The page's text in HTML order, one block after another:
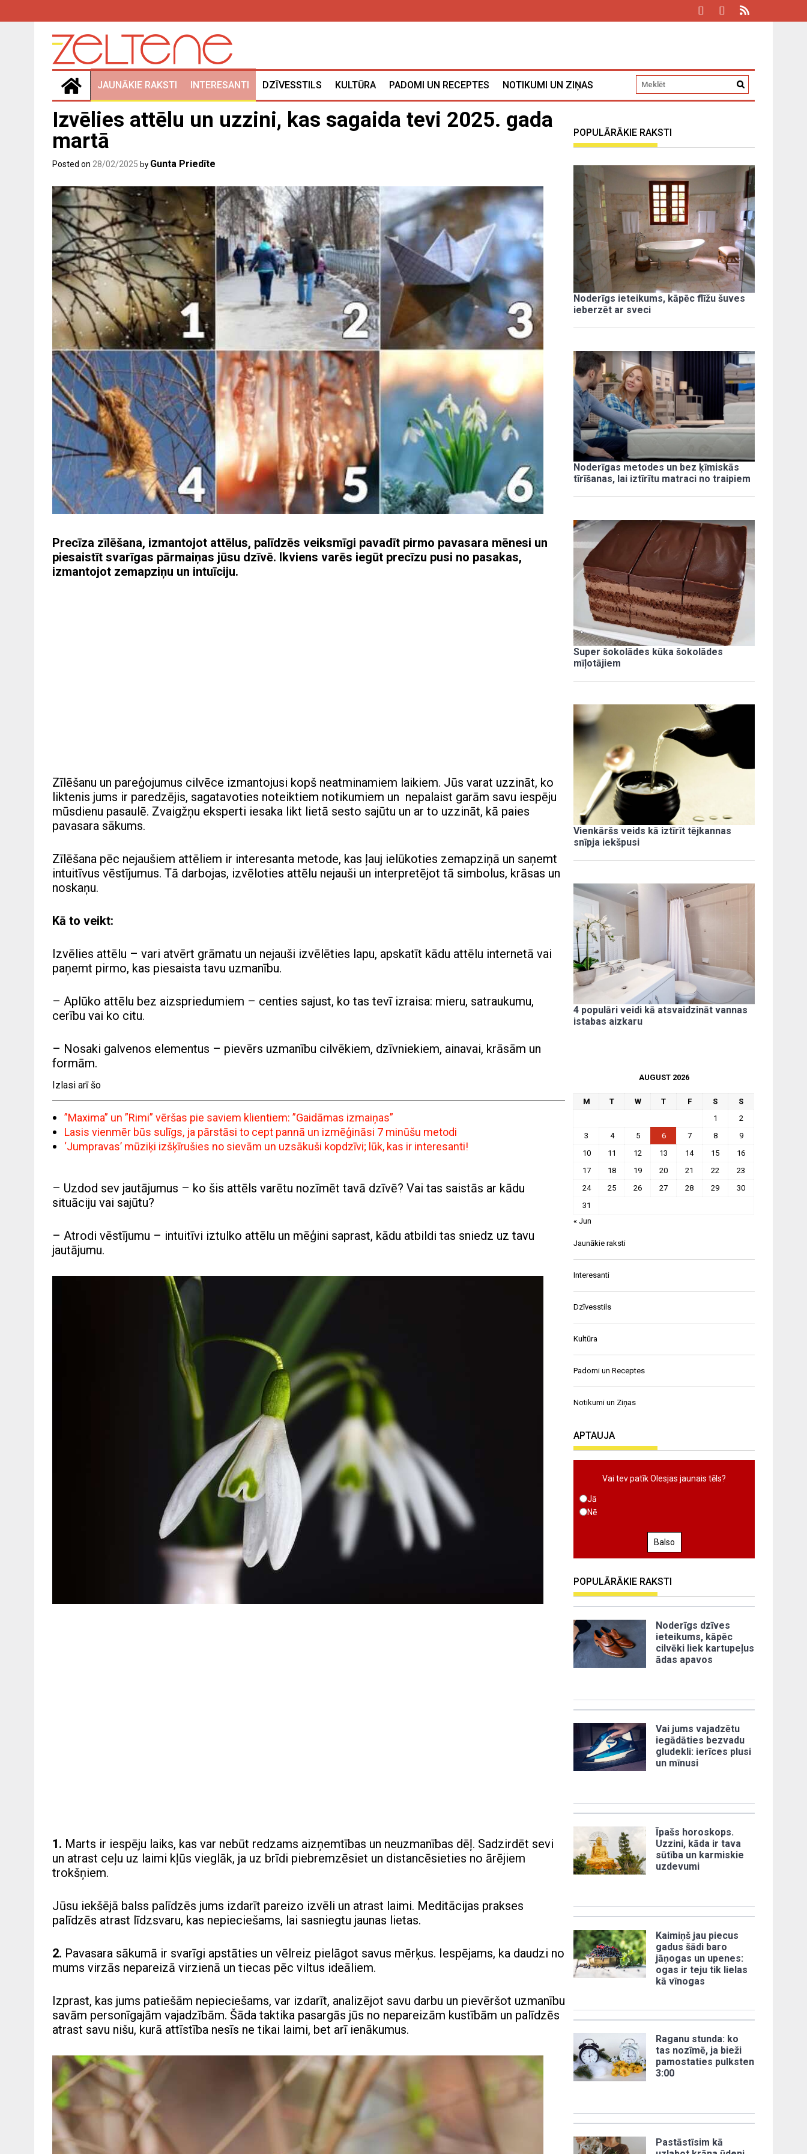
JAUNĀKIE RAKSTI INTERESANTI DZĪVESSTILS KULTŪRA PADOMI UN RECEPTES NOTIKUMI UN ZIŅAS
Izvēlies attēlu un uzzini, kas sagaida tevi 2025. gada
martā
Posted on 28/02/2025 by Gunta Priedīte
Precīza zīlēšana, izmantojot attēlus, palīdzēs veiksmīgi pavadīt pirmo pavasara mēnesi un
piesaistīt svarīgas pārmaiņas jūsu dzīvē. Ikviens varēs iegūt precīzu pusi no pasakas,
izmantojot zemapziņu un intuīciju.
Zīlēšanu un pareģojumus cilvēce izmantojusi kopš neatminamiem laikiem. Jūs varat uzzināt, ko
liktenis jums ir paredzējis, sagatavoties noteiktiem notikumiem un nepalaist garām savu iespēju
mūsdienu pasaulē. Zvaigžņu eksperti iesaka likt lietā sesto sajūtu un ar to uzzināt, kā paies
pavasara sākums.
Zīlēšana pēc nejaušiem attēliem ir interesanta metode, kas ļauj ielūkoties zemapziņā un saņemt
intuitīvus vēstījumus. Tā darbojas, izvēloties attēlu nejauši un interpretējot tā simbolus, krāsas un
noskaņu.
Kā to veikt:
Izvēlies attēlu – vari atvērt grāmatu un nejauši izvēlēties lapu, apskatīt kādu attēlu internetā vai
paņemt pirmo, kas piesaista tavu uzmanību.
– Aplūko attēlu bez aizspriedumiem – centies sajust, ko tas tevī izraisa: mieru, satraukumu,
cerību vai ko citu.
– Nosaki galvenos elementus – pievērs uzmanību cilvēkiem, dzīvniekiem, ainavai, krāsām un
formām.
Izlasi arī šo
”Maxima” un ”Rimi” vēršas pie saviem klientiem: ”Gaidāmas izmaiņas”
Lasis vienmēr būs sulīgs, ja pārstāsi to cept pannā un izmēģināsi 7 minūšu metodi
‘Jumpravas’ mūziķi izšķīrušies no sievām un uzsākuši kopdzīvi; lūk, kas ir interesanti!
– Uzdod sev jautājumus – ko šis attēls varētu nozīmēt tavā dzīvē? Vai tas saistās ar kādu
situāciju vai sajūtu?
– Atrodi vēstījumu – intuitīvi iztulko attēlu un mēģini saprast, kādu atbildi tas sniedz uz tavu
jautājumu.
1. Marts ir iespēju laiks, kas var nebūt redzams aizņemtības un neuzmanības dēļ. Sadzirdēt sevi
un atrast ceļu uz laimi kļūs vieglāk, ja uz brīdi piebremzēsiet un distancēsieties no ārējiem
trokšņiem.
Jūsu iekšējā balss palīdzēs jums izdarīt pareizo izvēli un atrast laimi. Meditācijas prakses
palīdzēs atrast līdzsvaru, kas nepieciešams, lai sasniegtu jaunas lietas.
2. Pavasara sākumā ir svarīgi apstāties un vēlreiz pielāgot savus mērķus. Iespējams, ka daudzi no
mums virzās nepareizā virzienā un tiecas pēc viltus ideāliem.
Izprast, kas jums patiešām nepieciešams, var izdarīt, analizējot savu darbu un pievēršot uzmanību
savām personīgajām vajadzībām. Šāda taktika pasargās jūs no nepareizām kustībām un palīdzēs
atrast savu nišu, kurā attīstība nesīs ne tikai laimi, bet arī ienākumus.
POPULĀRĀKIE RAKSTI
Noderīgs ieteikums, kāpēc flīžu šuves
ieberzēt ar sveci
Noderīgas metodes un bez ķīmiskās
tīrīšanas, lai iztīrītu matraci no traipiem
Super šokolādes kūka šokolādes
mīļotājiem
Vienkāršs veids kā iztīrīt tējkannas
snīpja iekšpusi
4 populāri veidi kā atsvaidzināt vannas
istabas aizkaru
AUGUST 2026
M T W T F S
S
1
2
3
4 5 6 7 8
9
10
11 12 13 14 15
16
17
18 19 20 21 22
23
24
25 26 27 28 29
30
31
« Jun
Jaunākie raksti
Interesanti
Dzīvesstils
Kultūra
Padomi un Receptes
Notikumi un Ziņas
APTAUJA
Vai tev patīk Olesjas jaunais tēls?
Jā
Nē
Balso
POPULĀRĀKIE RAKSTI
Noderīgs dzīves
ieteikums, kāpēc
cilvēki liek kartupeļus
ādas apavos
Vai jums vajadzētu
iegādāties bezvadu
gludekli: ierīces plusi
un mīnusi
Īpašs horoskops.
Uzzini, kāda ir tava
sūtība un karmiskie
uzdevumi
Kaimiņš jau piecus
gadus šādi baro
jāņogas un upenes:
ogas ir teju tik lielas
kā vīnogas
Raganu stunda: ko
tas nozīmē, ja bieži
pamostaties pulksten
3:00
Pastāstīsim kā